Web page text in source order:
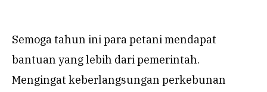
Semoga tahun ini para petani mendapat
bantuan yang lebih dari pemerintah.
Mengingat keberlangsungan perkebunan